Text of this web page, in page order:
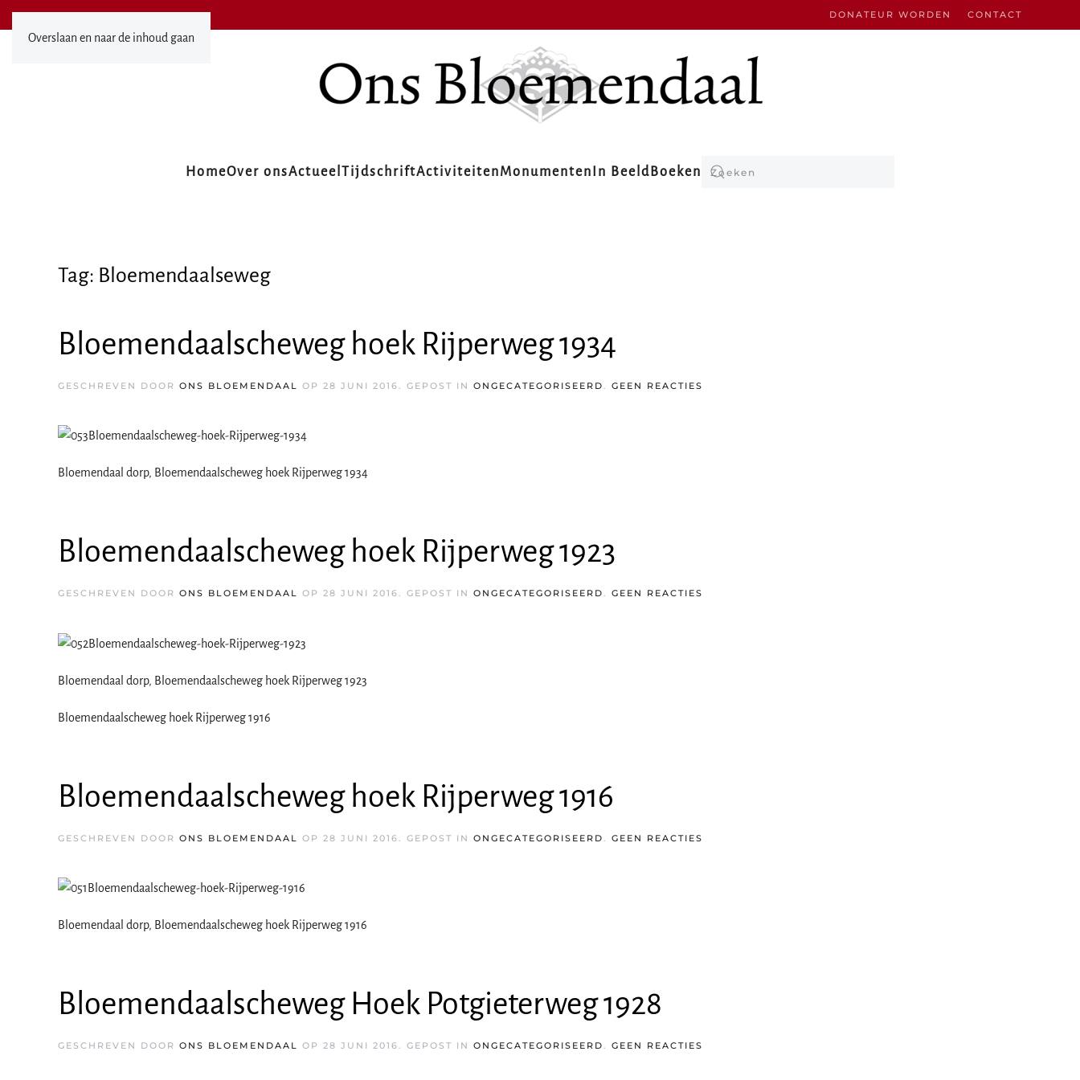
Overslaan en naar de inhoud gaan
DONATEUR WORDEN CONTACT
HomeOver onsActueel TijdschriftActiviteitenMonumenten In Beeld Boeken
Tag: Bloemendaalseweg
Bloemendaalscheweg hoek Rijperweg 1934
GESCHREVEN DOOR ONS BLOEMENDAAL OP 28 JUNI 2016. GEPOST IN ONGECATEGORISEERD. GEEN REACTIES
Bloemendaal dorp, Bloemendaalscheweg hoek Rijperweg 1934
Bloemendaalscheweg hoek Rijperweg 1923
GESCHREVEN DOOR ONS BLOEMENDAAL OP 28 JUNI 2016. GEPOST IN ONGECATEGORISEERD. GEEN REACTIES
Bloemendaal dorp, Bloemendaalscheweg hoek Rijperweg 1923
Bloemendaalscheweg hoek Rijperweg 1916
Bloemendaalscheweg hoek Rijperweg 1916
GESCHREVEN DOOR ONS BLOEMENDAAL OP 28 JUNI 2016 . GEPOST IN ONGECATEGORISEERD GEEN REACTIES
Bloemendaal dorp, Bloemendaalscheweg hoek Rijperweg 1916
Bloemendaalscheweg Hoek Potgieterweg 1928
GESCHREVEN DOOR ONS BLOEMENDAAL OP 28 JUNI 2016. GEPOST IN ONGECATEGORISEERD. GEEN REACTIES